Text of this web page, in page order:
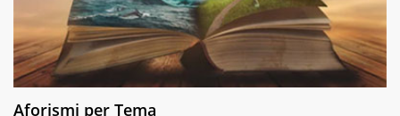
Aforismi per Tema